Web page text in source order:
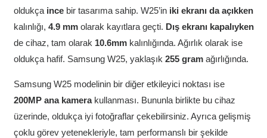
oldukça incebir tasarıma sahip. W25’in iki ekranı da açıkken
kalınlığı, 4.9 mmolarak kayıtlara geçti. Dış ekranı kapalıyken
de cihaz, tam olarak 10.6mmkalınlığında. Ağırlık olarak ise
oldukça hafif. Samsung W25, yaklaşık 255 gramağırlığında.
Samsung W25 modelinin bir diğer etkileyici noktası ise
200MP ana kamerakullanması. Bununla birlikte bu cihaz
üzerinde, oldukça iyi fotoğraflar çekebilirsiniz. Ayrıca gelişmiş
çoklu görev yetenekleriyle, tam performanslı bir şekilde